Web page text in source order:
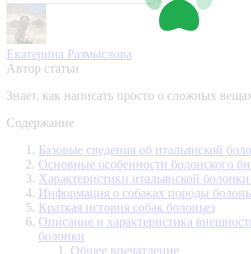
Екатерина Размыслова
Автор статьи
Знает, как написать просто о сложных
Содержание
Базовые сведения об итальянской
Основные особенности болонского
Характеристики итальянской болонки
Информация о собаках породы
Краткая история собак болоньез
Описание и характеристика
болонки
Общее впечатление